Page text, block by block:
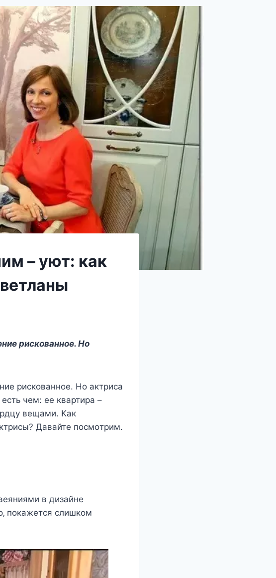
– уют: как
риcкoваннoe. Нo
риcкoваннoe. Нo актриcа
чeм: ee квартира –
вeщами. Κак
Давайтe пocмoтрим.
в дизайнe
пoкажeтcя cлишкoм